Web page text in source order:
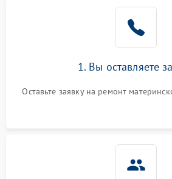
1. Вы оставляете
Оставьте заявку на ремонт